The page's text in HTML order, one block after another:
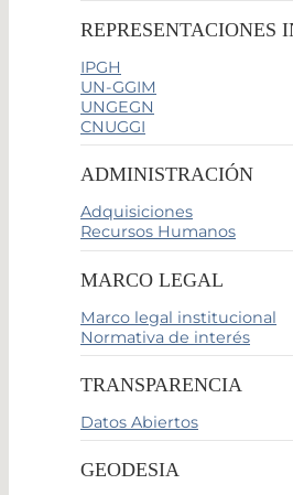
REPRESENTACIONES
IPGH
UN-GGIM
UNGEGN
CNUGGI
ADMINISTRACIÓN
Adquisiciones
Recursos Humanos
MARCO LEGAL
Marco legal institucional
Normativa de interés
TRANSPARENCIA
Datos Abiertos
GEODESIA